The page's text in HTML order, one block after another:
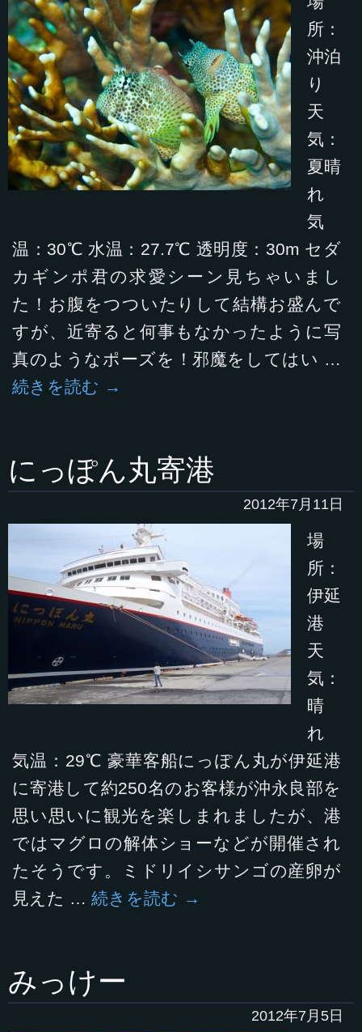
所：
沖泊
り
天
気：
夏晴
れ
気
温：30℃ 水温：27.7℃ 透明度：30m セダ
カギンポ君の求愛シーン見ちゃいまし
た！お腹をつついたりして結構お盛んで
すが、近寄ると何事もなかったように写
真のようなポーズを！邪魔をしてはい …
続きを読む →
にっぽん丸寄港
2012年7月11日
場
所：
伊延
港
天
気：
晴
れ
気温：29℃ 豪華客船にっぽん丸が伊延港
に寄港して約250名のお客様が沖永良部を
思い思いに観光を楽しまれましたが、港
ではマグロの解体ショーなどが開催され
たそうです。ミドリイシサンゴの産卵が
見えた … 続きを読む →
みっけー
2012年7月5日